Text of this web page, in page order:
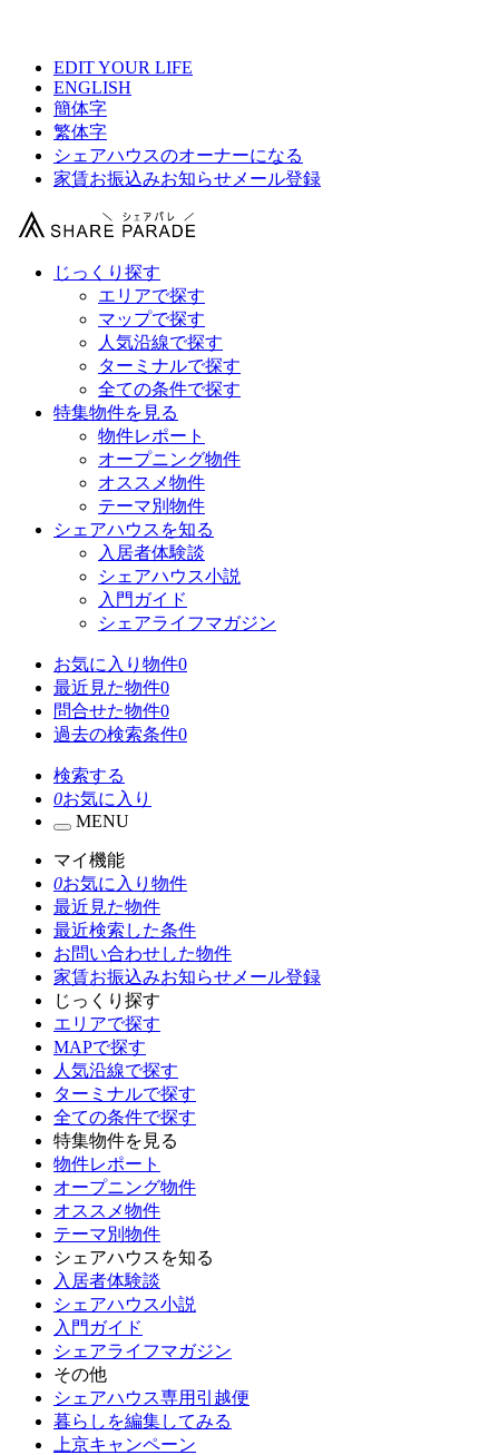
EDIT YOUR LIFE
ENGLISH
簡体字
繁体字
シェアハウスのオーナーになる
家賃お振込みお知らせメール登録
じっくり探す
エリアで探す
マップで探す
人気沿線で探す
ターミナルで探す
全ての条件で探す
特集物件を見る
物件レポート
オープニング物件
オススメ物件
テーマ別物件
シェアハウスを知る
入居者体験談
シェアハウス小説
入門ガイド
シェアライフマガジン
お気に入り物件0
最近見た物件0
問合せた物件0
過去の検索条件0
検索する
0お気に入り
MENU
マイ機能
0お気に入り物件
最近見た物件
最近検索した条件
お問い合わせした物件
家賃お振込みお知らせメール登録
じっくり探す
エリアで探す
MAPで探す
人気沿線で探す
ターミナルで探す
全ての条件で探す
特集物件を見る
物件レポート
オープニング物件
オススメ物件
テーマ別物件
シェアハウスを知る
入居者体験談
シェアハウス小説
入門ガイド
シェアライフマガジン
その他
シェアハウス専用引越便
暮らしを編集してみる
上京キャンペーン